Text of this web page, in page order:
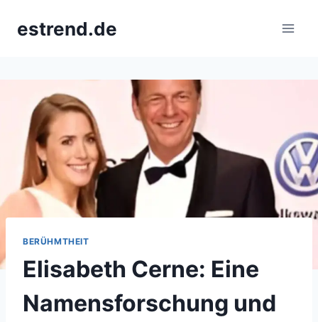
estrend.de
BERÜHMTHEIT
Elisabeth Cerne: Eine
Namensforschung und